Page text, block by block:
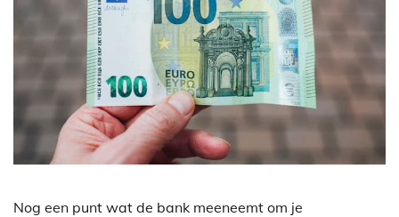
Nog een punt wat de bank meeneemt om je